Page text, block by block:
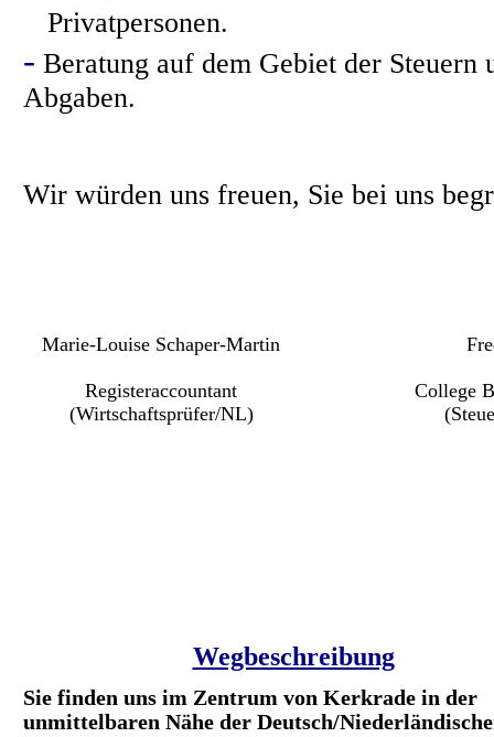
Privatpersonen.
- Beratung auf dem Gebiet der Steuern
Abgaben.
Wir würden uns freuen, Sie bei uns
Marie-Louise Schaper-Martin
Registeraccountant
(Wirtschaftsprüfer/NL)
College
Wegbeschreibung
Sie finden uns im Zentrum von Kerkrade in der
unmittelbaren Nähe der Deutsch/